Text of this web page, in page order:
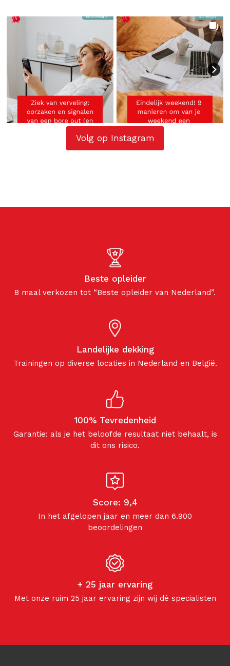
Volg op Instagram
Beste opleider
8 maal verkozen tot “Beste opleider van Nederland”.
Landelijke dekking
Trainingen op diverse locaties in Nederland en België.
100% Tevredenheid
Garantie: als je het beloofde resultaat niet behaalt, is
dit ons risico.
Score: 9,4
In het afgelopen jaar en meer dan 6.900
beoordelingen
+ 25 jaar ervaring
Met onze ruim 25 jaar ervaring zijn wij dé specialisten